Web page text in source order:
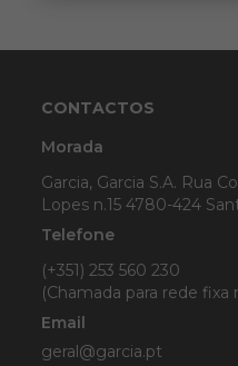
CONTACTOS
Morada
Garcia, Garcia S.A. Rua
Lopes n.15 4780-424
Telefone
(+351) 253 560 230
(Chamada para rede fixa
Email
geral@garcia.pt